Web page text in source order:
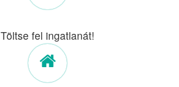
Töltse fel ingatlanát!